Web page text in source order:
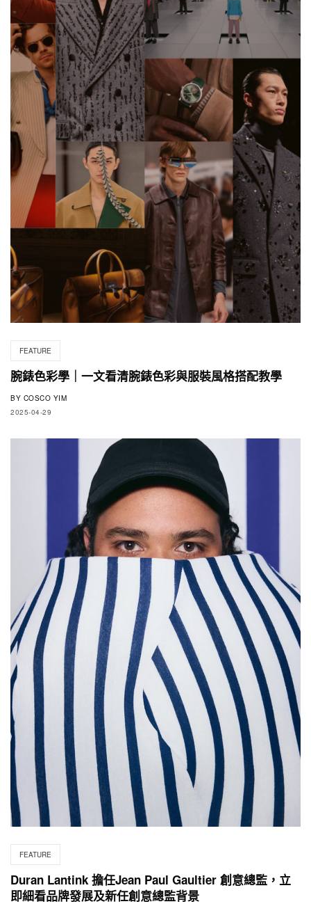
FEATURE
腕錶色彩學｜一文看清腕錶色彩與服裝風格搭配教學
BY COSCO YIM
2025-04-29
FEATURE
Duran Lantink 擔任Jean Paul Gaultier 創意總監，立
即細看品牌發展及新任創意總監背景